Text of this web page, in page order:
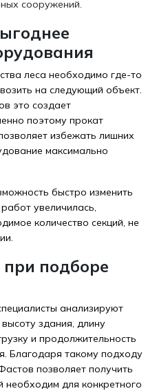
сооружений.
леса необходимо где-то
на следующий объект.
это создает
поэтому прокат
избежать лишних
максимально
быстро изменить
увеличилась,
количество секций, не
подборе
анализируют
здания, длину
и продолжительность
Благодаря такому подходу
позволяет получить
необходим для конкретного